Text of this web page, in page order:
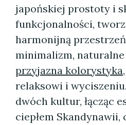
japońskiej prostoty i
funkcjonalności,
harmonijną
minimalizm, naturalne
przyjazna kolorystyka
relaksowi i
dwóch kultur, łącząc
ciepłem Skandynawii,